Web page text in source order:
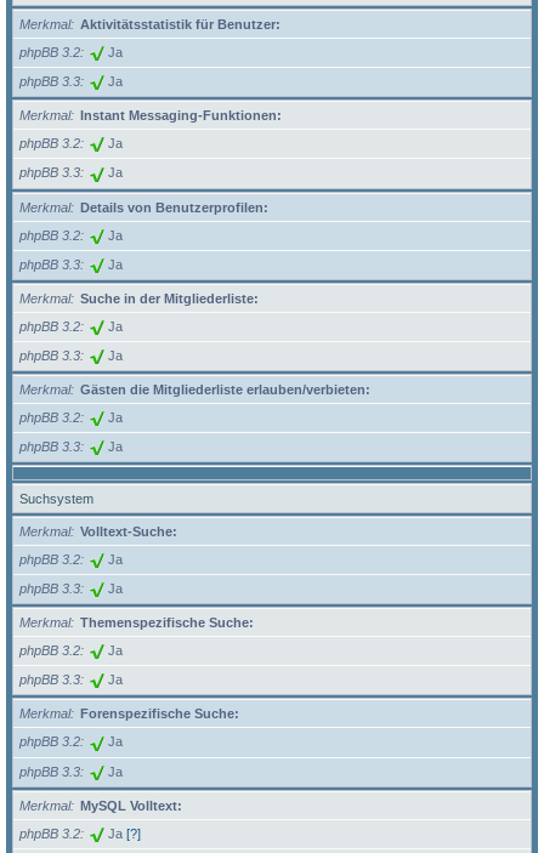
Merkmal
Aktivitätsstatistik für Benutzer:
phpBB 3.2
Ja
phpBB 3.3 Ja
Merkmal
Instant Messaging-Funktionen:
phpBB 3.2
Ja
phpBB 3.3 Ja
Merkmal
Details von Benutzerprofilen:
phpBB 3.2
Ja
phpBB 3.3 Ja
Merkmal
Suche in der Mitgliederliste:
phpBB 3.2
Ja
phpBB 3.3 Ja
Merkmal
Gästen die Mitgliederliste erlauben/verbieten:
phpBB 3.2
Ja
phpBB 3.3 Ja
Suchsystem
Merkmal
Volltext-Suche:
phpBB 3.2
Ja
phpBB 3.3 Ja
Merkmal
Themenspezifische Suche:
phpBB 3.2
Ja
phpBB 3.3 Ja
Merkmal
Forenspezifische Suche:
phpBB 3.2
Ja
phpBB 3.3 Ja
Merkmal
MySQL Volltext:
phpBB 3.2
Ja [?]